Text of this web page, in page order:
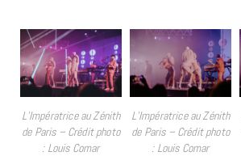
L’Impératrice au Zénith
de Paris – Crédit photo
: Louis Comar
L’Impératrice au Zénith
de Paris – Crédit photo
: Louis Comar